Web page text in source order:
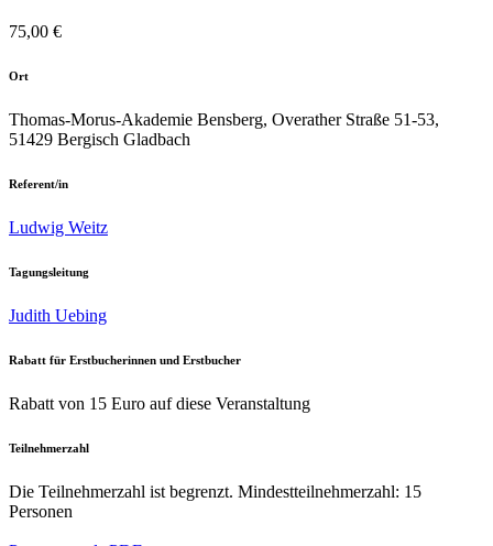
75,00 €
Ort
Thomas-Morus-Akademie Bensberg, Overather Straße 51-53,
51429 Bergisch Gladbach
Referent/in
Ludwig Weitz
Tagungsleitung
Judith Uebing
Rabatt für Erstbucherinnen und Erstbucher
Rabatt von 15 Euro auf diese Veranstaltung
Teilnehmerzahl
Die Teilnehmerzahl ist begrenzt. Mindestteilnehmerzahl: 15
Personen